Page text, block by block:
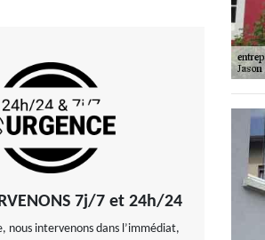
7j/7 et 24h/24
nous intervenons dans l’immédiat,